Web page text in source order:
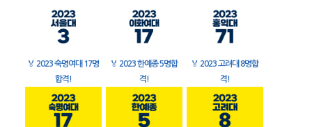
🏅 2023 숙명여대 17명
합격!
🏅 2023 한예종 5명합
격!
🏅 2023 고려대 8명합
격!